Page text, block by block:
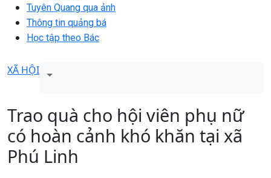
Tuyên Quang qua ảnh
Thông tin quảng bá
Học tập theo Bác
XÃ HỘI
Trao quà cho hội viên phụ nữ
có hoàn cảnh khó khăn tại xã
Phú Linh